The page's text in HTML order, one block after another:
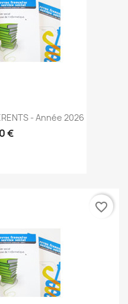
- Année 2026
€
favorite_border